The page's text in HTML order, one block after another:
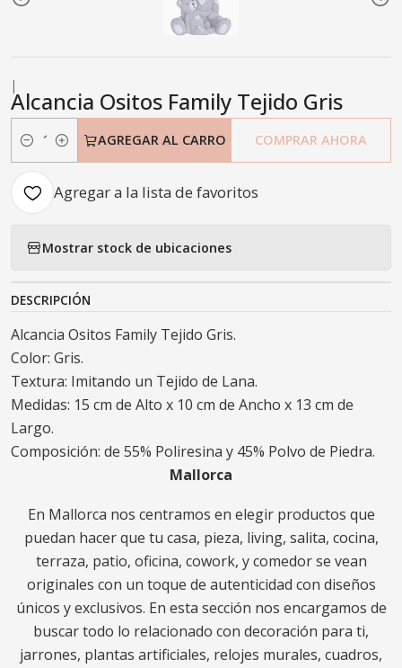
|
Alcancia Ositos Family Tejido Gris
Cantidad
AGREGAR AL CARRO COMPRAR AHORA
Agregar a la lista de favoritos
Mostrar stock de ubicaciones
DESCRIPCIÓN
Alcancia Ositos Family Tejido Gris.
Color: Gris.
Textura: Imitando un Tejido de Lana.
Medidas: 15 cm de Alto x 10 cm de Ancho x 13 cm de
Largo.
Composición: de 55% Poliresina y 45% Polvo de Piedra.
Mallorca
En Mallorca nos centramos en elegir productos que
puedan hacer que tu casa, pieza, living, salita, cocina,
terraza, patio, oficina, cowork, y comedor se vean
originales con un toque de autenticidad con diseños
únicos y exclusivos. En esta sección nos encargamos de
buscar todo lo relacionado con decoración para ti,
jarrones, plantas artificiales, relojes murales, cuadros,